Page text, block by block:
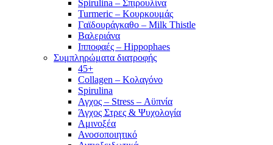
Spirulina – Σπιρουλίνα
Turmeric – Κουρκουμάς
Γαϊδουράγκαθο – Milk Thistle
Βαλεριάνα
Ιπποφαές – Hippophaes
Συμπληρώματα διατροφής
45+
Collagen – Κολαγόνο
Spirulina
Αγχος – Stress – Αϋπνία
Άγχος Στρες & Ψυχολογία
Αμινοξέα
Ανοσοποιητικό